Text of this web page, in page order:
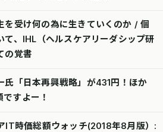
を受け何の為に生きていくのか / 個
て、IHL（ヘルスケアリーダシップ研
の覚書
氏「日本再興戦略」が431円！ほか
すよー！
IT時価総額ウォッチ(2018年8月版）: